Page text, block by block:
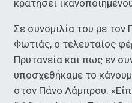
κρατήσει
Σε συνομιλία του με
Φωτιάς, ο τελευταίος
Πρυτανεία και πως εν
υποσχεθήκαμε το
στον Πάνο Λάμπρου.